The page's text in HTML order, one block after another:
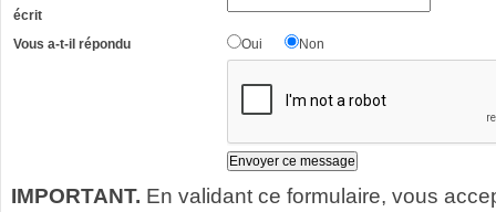
écrit
Vous a-t-il répondu
Oui Non
IMPORTANT. En validant ce formulaire, vous